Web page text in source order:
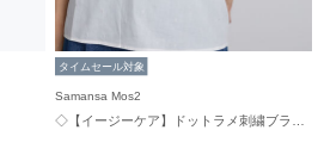
タイムセール対象
Samansa Mos2